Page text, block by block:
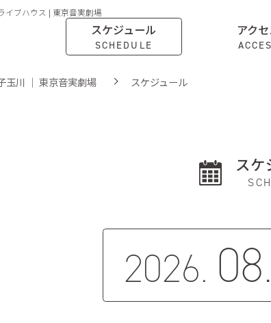
イブハウス | 東京音実劇場
スケジュール
SCHEDULE
アク
川 ｜ 東京音実劇場 スケジュール
スケ
2026.